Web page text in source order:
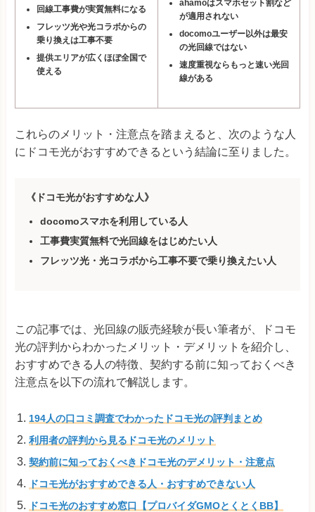
回線工事費が実質無料になる
フレッツ光や光コラボからの
乗り換えは工事不要
提供エリアが広くほぼ全国で
使える
ahamoはスマホセット割など
が適用されない
docomoユーザー以外は最安
の光回線ではない
速度重視ならもっと速い光回
線がある
これらのメリット・注意点を踏まえると、次のような人
にドコモ光がおすすめできるという結論に至りました。
《ドコモ光がおすすめな人》
docomoスマホを利用している人
工事費実質無料で光回線をはじめたい人
フレッツ光・光コラボから工事不要で乗り換えたい人
この記事では、光回線の販売経験が長い筆者が、ドコモ
光の評判からわかったメリット・デメリットを紹介し、
おすすめできる人の特徴、契約する前に知っておくべき
注意点を以下の流れで解説します。
194人の口コミ調査でわかったドコモ光の評判まとめ
利用者の評判から見るドコモ光のメリット
契約前に知っておくべきドコモ光のデメリット・注意点
ドコモ光がおすすめできる人・おすすめできない人
ドコモ光のおすすめ窓口【プロバイダGMOとくとくBB】